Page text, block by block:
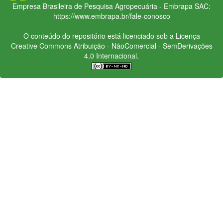
Empresa Brasileira de Pesquisa Agropecuária - Embrapa SAC:
https://www.embrapa.br/fale-conosco
O conteúdo do repositório está licenciado sob a Licença
Creative CommonsAtribuição - NãoComercial - SemDerivações
4.0 Internacional.